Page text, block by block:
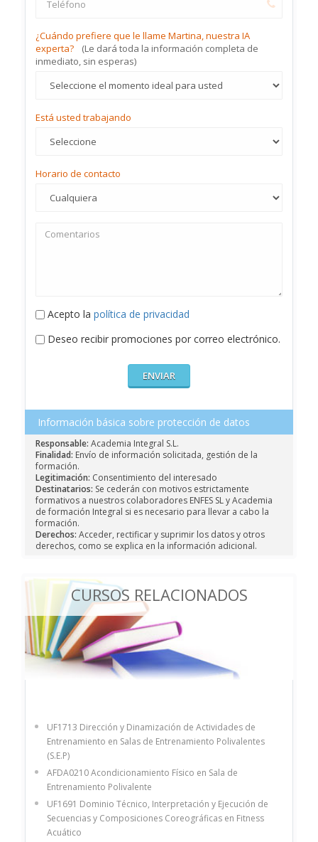
¿Cuándo prefiere que le llame Martina, nuestra IA
experta?
(Le dará toda la información completa de
inmediato, sin esperas)
Está usted trabajando
Horario de contacto
Acepto la política de privacidad
Deseo recibir promociones por correo electrónico.
Información básica sobre protección de datos
Responsable: Academia Integral S.L.
Finalidad: Envío de información solicitada, gestión de la
formación.
Legitimación: Consentimiento del interesado
Destinatarios: Se cederán con motivos estrictamente
formativos a nuestros colaboradores ENFES SL y Academia
de formación Integral si es necesario para llevar a cabo la
formación.
Derechos: Acceder, rectificar y suprimir los datos y otros
derechos, como se explica en la información adicional.
CURSOS RELACIONADOS
UF1713 Dirección y Dinamización de Actividades de
Entrenamiento en Salas de Entrenamiento Polivalentes
(S.E.P)
AFDA0210 Acondicionamiento Físico en Sala de
Entrenamiento Polivalente
UF1691 Dominio Técnico, Interpretación y Ejecución de
Secuencias y Composiciones Coreográficas en Fitness
Acuático